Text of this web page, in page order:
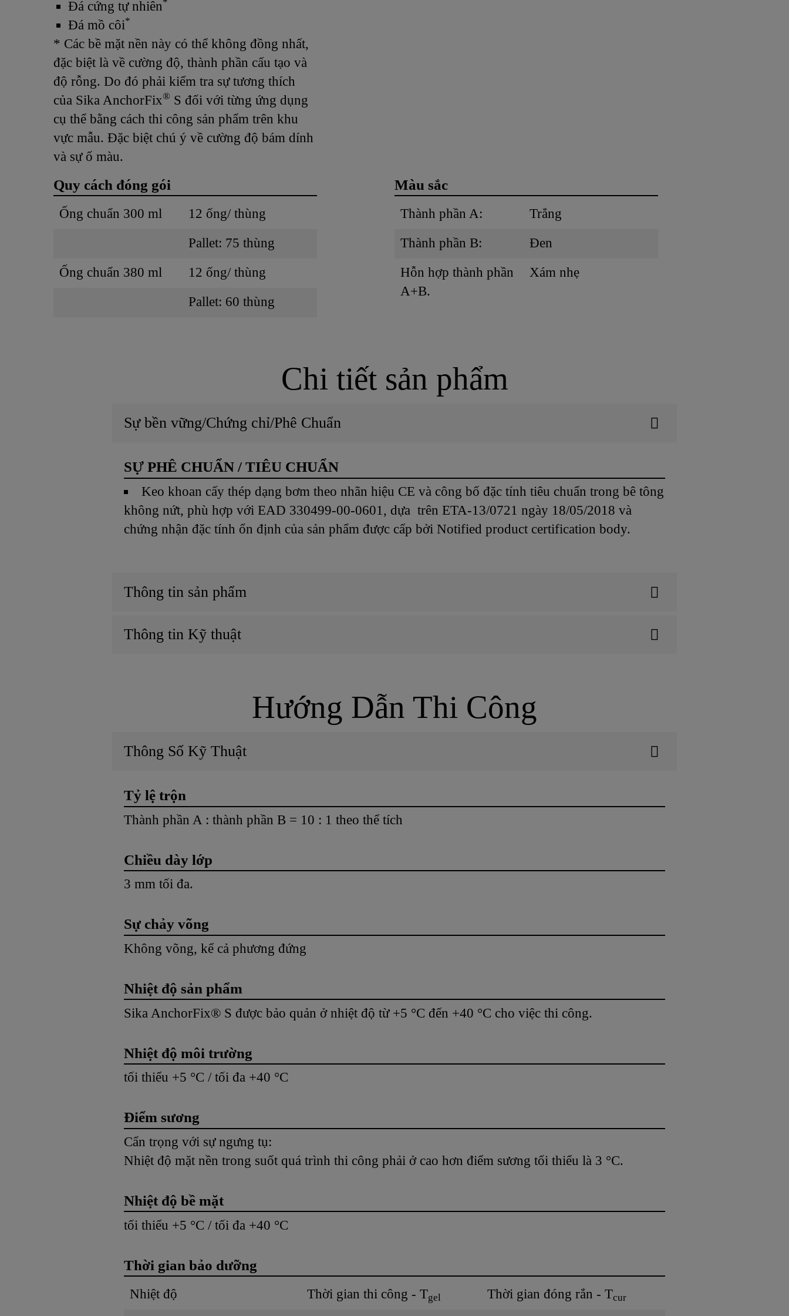
Đá cứng tự nhiên
Đá mồ côi*
* Các bề mặt nền này có thể không đồng nhất,
đặc biệt là về cường độ, thành phần cấu tạo và
độ rỗng. Do đó phải kiểm tra sự tương thích
của Sika AnchorFix® S đối với từng ứng dụng
cụ thể bằng cách thi công sản phẩm trên khu
vực mẫu. Đặc biệt chú ý về cường độ bám dính
và sự ố màu.
Quy cách đóng gói
Ống chuẩn 300 ml
12 ống/ thùng
Pallet: 75 thùng
Ống chuẩn 380 ml
12 ống/ thùng
Pallet: 60 thùng
Màu sắc
Thành phần A:
Trắng
Thành phần B:
Đen
Hỗn hợp thành phần
A+B.
Xám nhẹ
Chi tiết sản phẩm
Sự bền vững/Chứng chỉ/Phê Chuẩn
SỰ PHÊ CHUẨN / TIÊU CHUẨN
Keo khoan cấy thép dạng bơm theo nhãn hiệu CE và công bố đặc tính tiêu chuẩn trong bê tông
không nứt, phù hợp với EAD 330499-00-0601, dựa trên ETA-13/0721 ngày 18/05/2018 và
chứng nhận đặc tính ổn định của sản phẩm được cấp bởi Notified product certification body.
Thông tin sản phẩm
Thông tin Kỹ thuật
Hướng Dẫn Thi Công
Thông Số Kỹ Thuật
Tỷ lệ trộn
Thành phần A : thành phần B = 10 : 1 theo thể tích
Chiều dày lớp
3 mm tối đa.
Sự chảy võng
Không võng, kể cả phương đứng
Nhiệt độ sản phẩm
Sika AnchorFix® S được bảo quản ở nhiệt độ từ +5 °C đến +40 °C cho việc thi công.
Nhiệt độ môi trường
tối thiểu +5 °C / tối đa +40 °C
Điểm sương
Cẩn trọng với sự ngưng tụ:
Nhiệt độ mặt nền trong suốt quá trình thi công phải ở cao hơn điểm sương tối thiểu là 3 °C.
Nhiệt độ bề mặt
tối thiểu +5 °C / tối đa +40 °C
Thời gian bảo dưỡng
Nhiệt độ Thời gian thi công - Tgel Thời gian đóng rắn - Tcur